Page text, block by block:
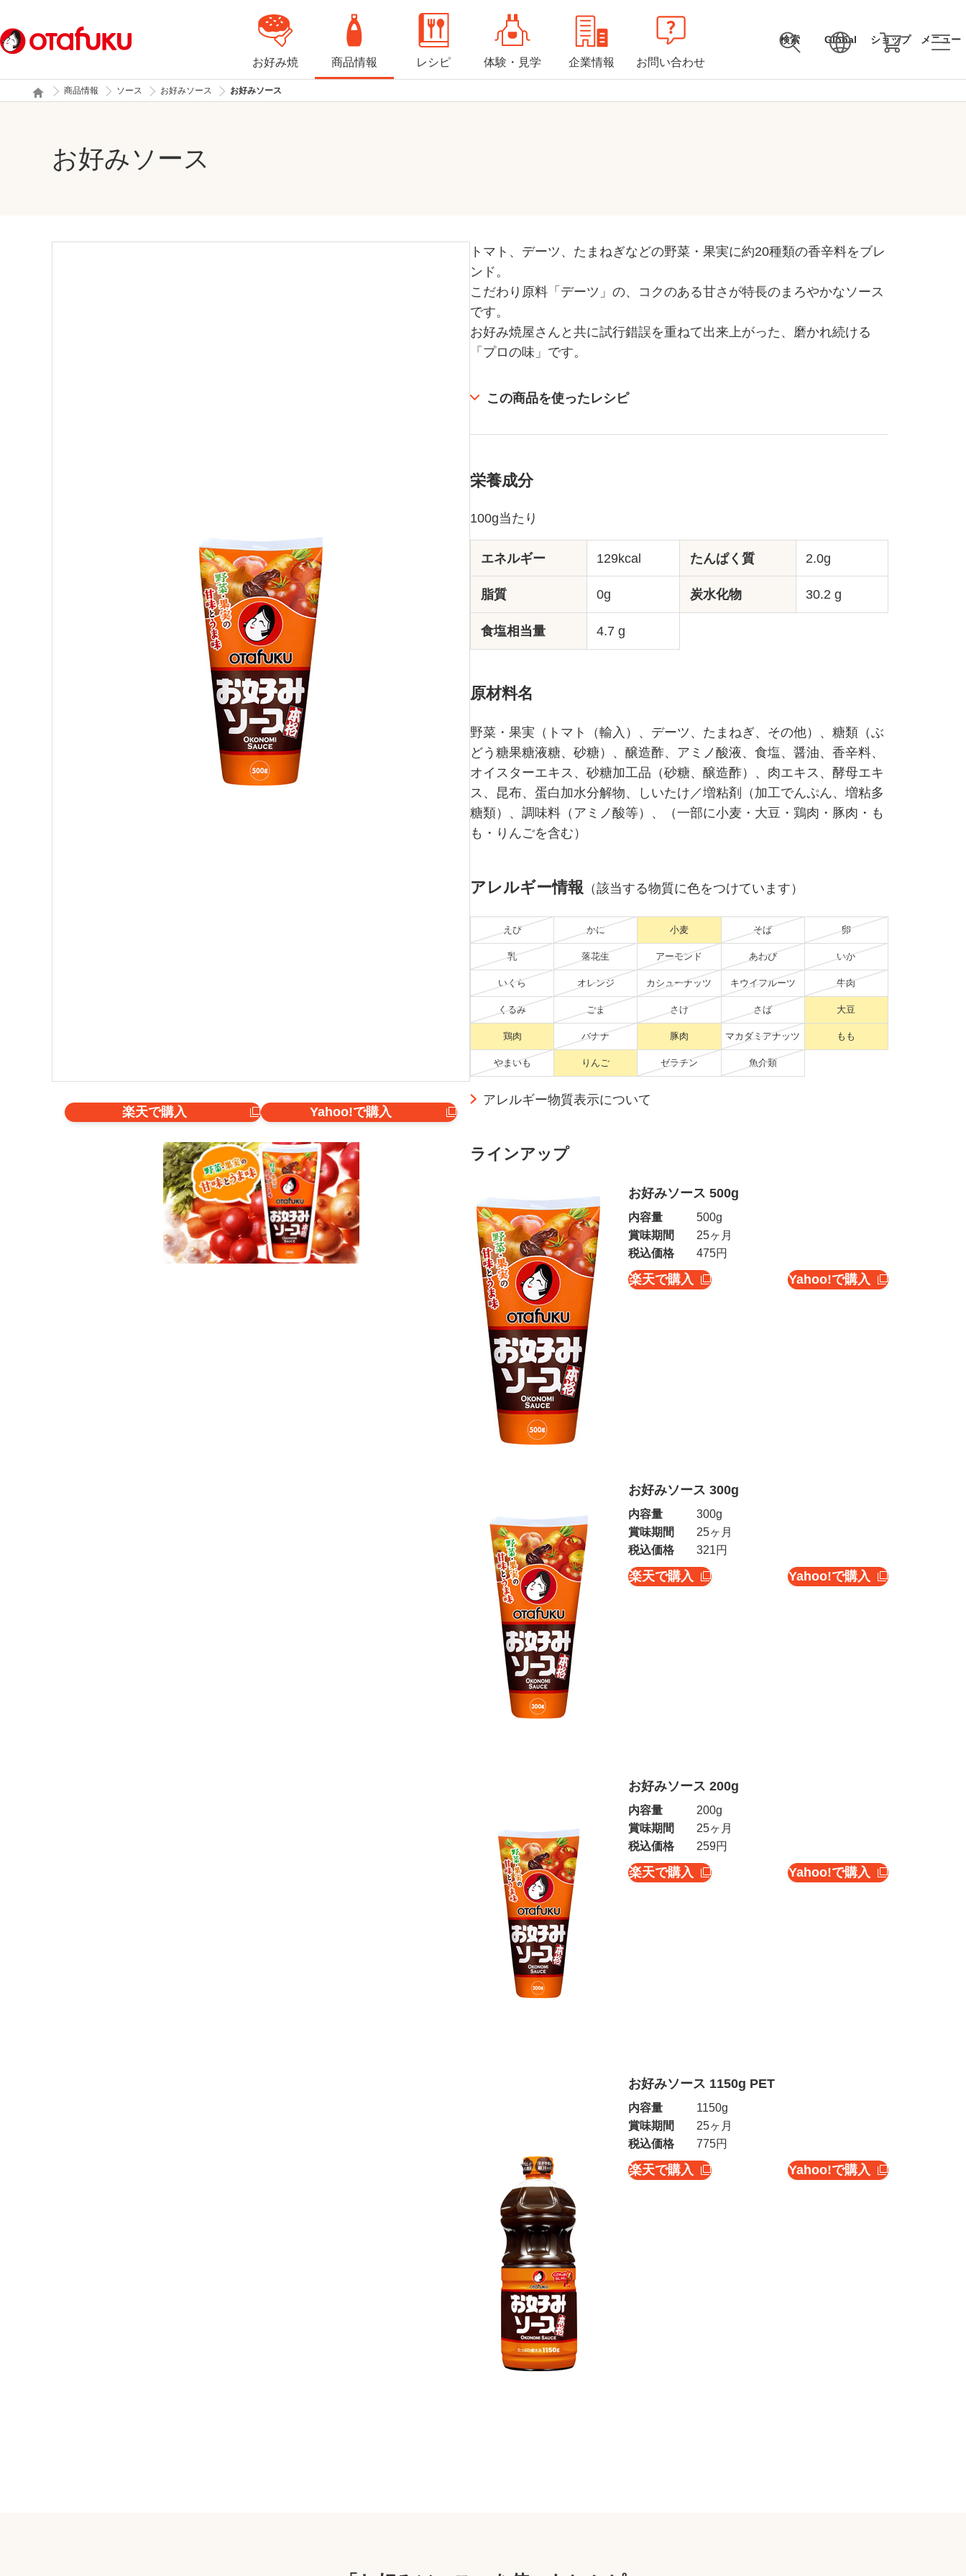
お好み焼 商品情報 レシピ 体験・見学 企業情報 お問い合わせ
検索 Global ショップ メニュー
商品情報 ソース お好みソース お好みソース
お好みソース
楽天で購入 Yahoo!で購入
トマト、デーツ、たまねぎなどの野菜・果実に約20種類の香辛料をブレ
ンド。
こだわり原料「デーツ」の、コクのある甘さが特長のまろやかなソース
です。
お好み焼屋さんと共に試行錯誤を重ねて出来上がった、磨かれ続ける
「プロの味」です。
この商品を使ったレシピ
栄養成分
100g当たり
エネルギー 129kcal たんぱく質 2.0g
脂質 0g 炭水化物 30.2 g
食塩相当量 4.7 g
原材料名
野菜・果実（トマト（輸入）、デーツ、たまねぎ、その他）、糖類（ぶ
どう糖果糖液糖、砂糖）、醸造酢、アミノ酸液、食塩、醤油、香辛料、
オイスターエキス、砂糖加工品（砂糖、醸造酢）、肉エキス、酵母エキ
ス、昆布、蛋白加水分解物、しいたけ／増粘剤（加工でんぷん、増粘多
糖類）、調味料（アミノ酸等）、（一部に小麦・大豆・鶏肉・豚肉・も
も・りんごを含む）
アレルギー情報 （該当する物質に色をつけています）
えび かに 小麦 そば 卵
乳 落花生 アーモンド あわび いか
いくら オレンジ カシューナッツ キウイフルーツ 牛肉
くるみ ごま さけ さば 大豆
鶏肉 バナナ 豚肉 マカダミアナッツ もも
やまいも りんご ゼラチン 魚介類
アレルギー物質表示について
ラインアップ
お好みソース 500g
内容量
500g
賞味期間
25ヶ月
税込価格
475円
楽天で購入 Yahoo!で購入
お好みソース 300g
内容量
300g
賞味期間
25ヶ月
税込価格
321円
楽天で購入 Yahoo!で購入
お好みソース 200g
内容量
200g
賞味期間
25ヶ月
税込価格
259円
楽天で購入 Yahoo!で購入
お好みソース 1150g PET
内容量
1150g
賞味期間
25ヶ月
税込価格
775円
楽天で購入 Yahoo!で購入